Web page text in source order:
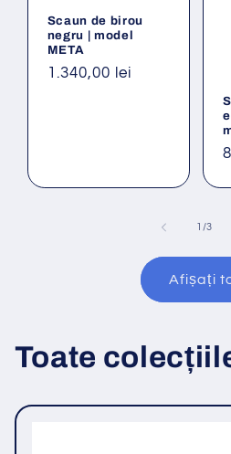
Scaun de birou
negru | model
META
Preț
1.340,00 lei
/din
3
Afișați
Toate